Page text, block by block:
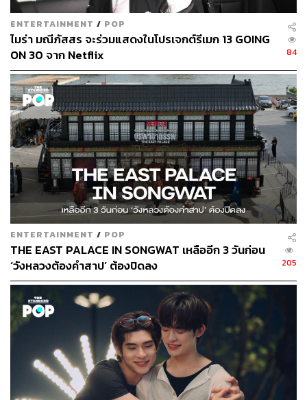
ENTERTAINMENT / POP
ไมร่า มณีภัสสร จะร่วมแสดงในโปรเจกต์รีเมก 13 GOING
ON 30 จาก Netflix
84
ENTERTAINMENT / POP
THE EAST PALACE IN SONGWAT เหลืออีก 3 วันก่อน
‘วังหลวงต้องคำสาป’ ต้องปิดลง
205